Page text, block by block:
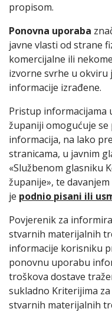
propisom.
Ponovna uporaba
javne vlasti od strane
komercijalne ili
izvorne svrhe u okviru
informacije izrađene.
Pristup informacijama
županiji omogućuje
informacija, na lako
stranicama, u javnim
«Službenom glasniku
županije», te
je podnio pisani ili
Povjerenik za
stvarnih materijalnih
informacije korisniku
ponovnu uporabu
troškova dostave
sukladno Kriterijima
stvarnih materijalnih